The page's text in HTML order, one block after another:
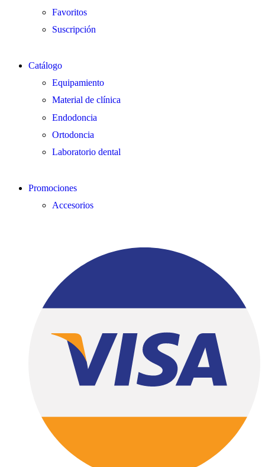
Favoritos
Suscripción
Catálogo
Equipamiento
Material de clínica
Endodoncia
Ortodoncia
Laboratorio dental
Promociones
Accesorios